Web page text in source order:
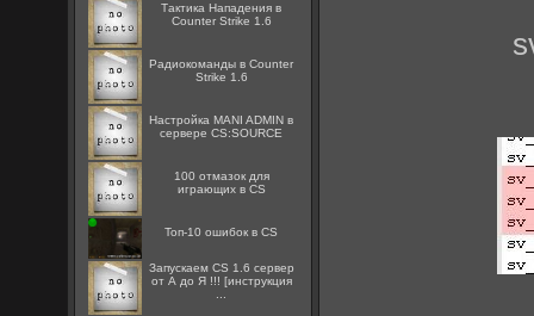
Тактика Нападения в
Counter Strike 1.6
Радиокоманды в Counter
Strike 1.6
Настройка MANI ADMIN в
сервере CS:SOURCE
100 отмазок для
играющих в CS
Топ-10 ошибок в CS
Запускаем CS 1.6 сервер
от А до Я !!! [инструкция